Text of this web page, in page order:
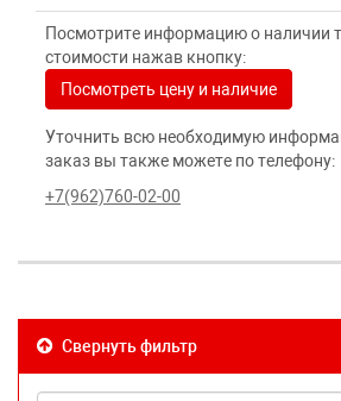
Посмотрите информацию о наличии
стоимости нажав кнопку:
Посмотреть цену и наличие
Уточнить всю необходимую
заказ вы также можете по телефону:
+7(962)760-02-00
Свернуть фильтр